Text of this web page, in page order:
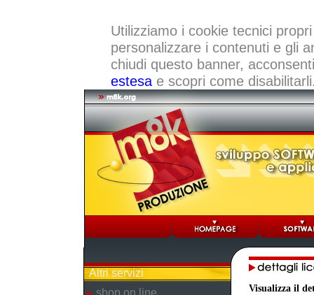
Utilizziamo i cookie tecnici
personalizzare i contenuti e gli
chiudi questo banner,
estesae scopri come
Altri servizi
shop on line
Visualizza il